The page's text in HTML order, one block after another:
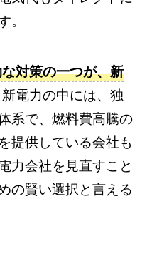
。
対策の一つが、新
電力の中には、独
系で、燃料費高騰の
提供している会社も
力会社を見直すこと
の賢い選択と言える